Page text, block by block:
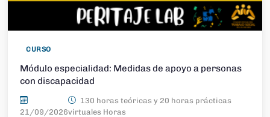
CURSO
Módulo especialidad: Medidas de apoyo a personas
con discapacidad
21/09/2026
130 horas teóricas y 20 horas prácticas
virtuales Horas